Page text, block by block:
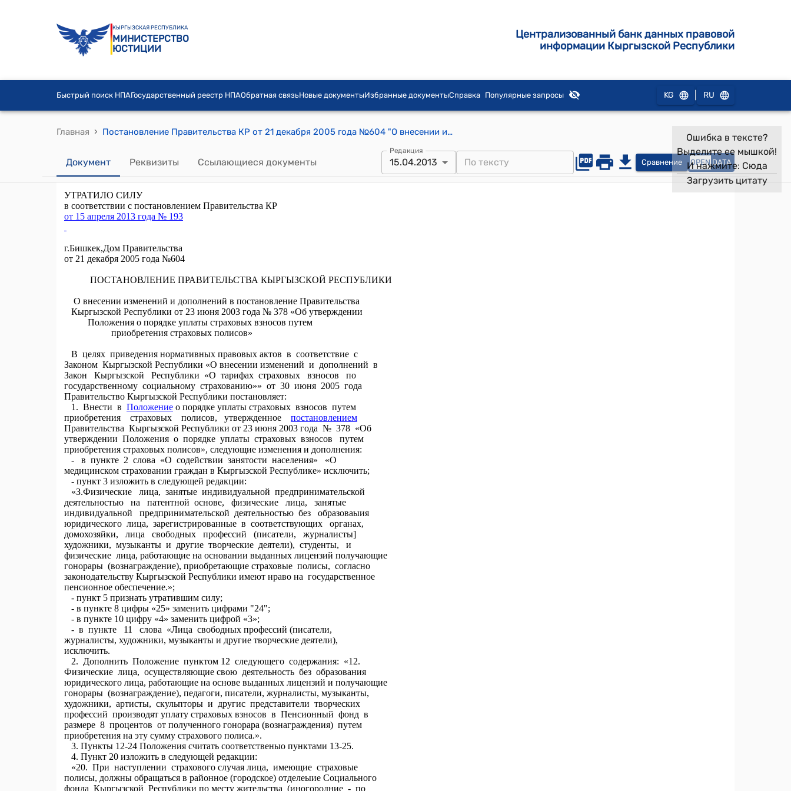
КЫРГЫЗСКАЯ РЕСПУБЛИКА
МИНИСТЕРСТВО
ЮСТИЦИИ
Централизованный банк данных правовой
информации Кыргызской Республики
Быстрый поиск НПАГосударственный реестр НПАОбратная связьНовые документыИзбранные документыСправка Популярные запросы KG RU
Главная › Постановление Правительства КР от 21 декабря 2005 года №604 "О внесении изменений и дополнений в постановление Правительства Кыргызской Республики от 23 июня 2003 года № 378 «Об утверждении Положения о порядке уплаты страховых взносов путем приобретения страховых полисов»
Документ Реквизиты Ссылающиеся документы
Редакция
15.04.2013 Сравнение OPEN DATA
Ошибка в тексте?
Выделите ее мышкой!
И нажмите: Сюда
Загрузить цитату